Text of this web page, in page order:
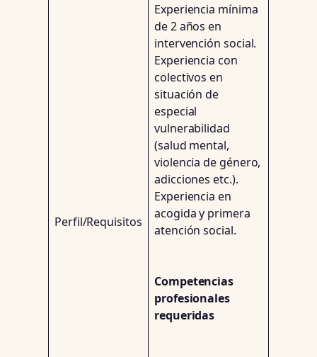
Perfil/Requisitos
Experiencia mínima
de 2 años en
intervención social.
Experiencia con
colectivos en
situación de
especial
vulnerabilidad
(salud mental,
violencia de género,
adicciones etc.).
Experiencia en
acogida y primera
atención social.
Competencias
profesionales
requeridas